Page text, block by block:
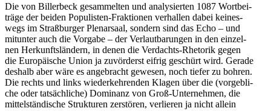
Die von Bil­ler­beck gesam­mel­ten und ana­ly­sier­ten 1087 Wort­bei­
träge der beiden Popu­­lis­ten-Frak­­tio­nen ver­hal­len dabei kei­nes­
wegs im Straß­bur­ger Ple­nar­saal, sondern sind das Echo – und
mit­un­ter auch die Vorgabe – der Ver­laut­ba­run­gen in den ein­zel­
nen Her­kunfts­län­dern, in denen die Ver­d­achts-Rhe­to­rik gegen
die Euro­päi­sche Union ja zuvör­derst eifrig geschürt wird. Gerade
deshalb aber wäre es ange­bracht gewesen, noch tiefer zu bohren.
Die rechts und links wie­der­keh­ren­den Klagen über die (vor­geb­li­
che oder tat­säch­li­che) Domi­nanz von Groß-Unter­­neh­men, die
mit­tel­stän­di­sche Struk­tu­ren zer­stö­ren, ver­lie­ren ja nicht allein